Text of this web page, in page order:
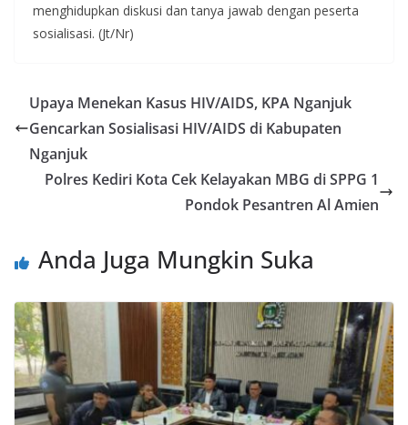
menghidupkan diskusi dan tanya jawab dengan peserta
sosialisasi. (Jt/Nr)
Upaya Menekan Kasus HIV/AIDS, KPA Nganjuk
Gencarkan Sosialisasi HIV/AIDS di Kabupaten
Nganjuk
Polres Kediri Kota Cek Kelayakan MBG di SPPG 1
Pondok Pesantren Al Amien
Anda Juga Mungkin Suka